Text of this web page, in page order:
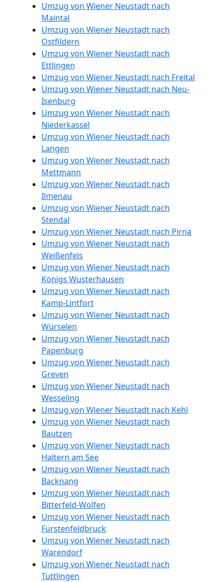
Umzug von Wiener Neustadt nach
Maintal
Umzug von Wiener Neustadt nach
Ostfildern
Umzug von Wiener Neustadt nach
Ettlingen
Umzug von Wiener Neustadt nach Freital
Umzug von Wiener Neustadt nach Neu-
Isenburg
Umzug von Wiener Neustadt nach
Niederkassel
Umzug von Wiener Neustadt nach
Langen
Umzug von Wiener Neustadt nach
Mettmann
Umzug von Wiener Neustadt nach
Ilmenau
Umzug von Wiener Neustadt nach
Stendal
Umzug von Wiener Neustadt nach Pirna
Umzug von Wiener Neustadt nach
Weißenfels
Umzug von Wiener Neustadt nach
Königs Wusterhausen
Umzug von Wiener Neustadt nach
Kamp-Lintfort
Umzug von Wiener Neustadt nach
Würselen
Umzug von Wiener Neustadt nach
Papenburg
Umzug von Wiener Neustadt nach
Greven
Umzug von Wiener Neustadt nach
Wesseling
Umzug von Wiener Neustadt nach Kehl
Umzug von Wiener Neustadt nach
Bautzen
Umzug von Wiener Neustadt nach
Haltern am See
Umzug von Wiener Neustadt nach
Backnang
Umzug von Wiener Neustadt nach
Bitterfeld-Wolfen
Umzug von Wiener Neustadt nach
Fürstenfeldbruck
Umzug von Wiener Neustadt nach
Warendorf
Umzug von Wiener Neustadt nach
Tuttlingen